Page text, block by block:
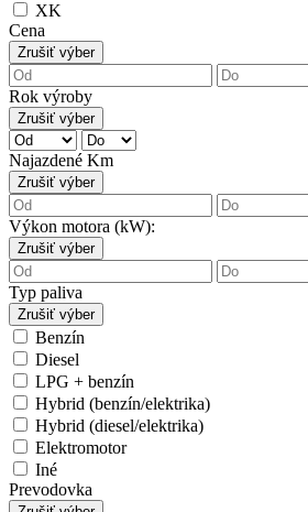
XK
Cena
Zrušiť výber
Rok výroby
Zrušiť výber
Najazdené Km
Zrušiť výber
Výkon motora (kW):
Zrušiť výber
Typ paliva
Zrušiť výber
Benzín
Diesel
LPG + benzín
Hybrid (benzín/elektrika)
Hybrid (diesel/elektrika)
Elektromotor
Iné
Prevodovka